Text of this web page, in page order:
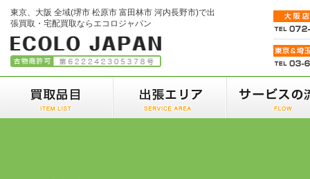
東京、大阪 全域(堺市 松原市 富田林市 河内長野市)で出
張買取・宅配買取ならエコロジャパン